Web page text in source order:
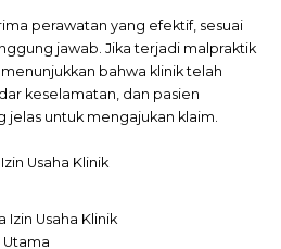
perawatan yang efektif, sesuai
jawab. Jika terjadi malpraktik
bahwa klinik telah
keselamatan, dan pasien
jelas untuk mengajukan klaim.
Izin Usaha Klinik
Utama